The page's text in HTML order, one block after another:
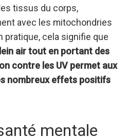
tissus du corps,
avec les mitochondries
pratique, cela signifie que
air tout en portant des
contre les UV permet aux
nombreux effets positifs
mentale